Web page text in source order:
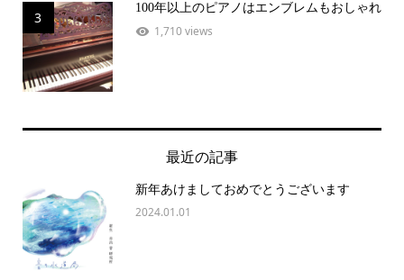
3
100年以上のピアノはエンブレムもおしゃれ
1,710 views
最近の記事
新年あけましておめでとうございます
2024.01.01